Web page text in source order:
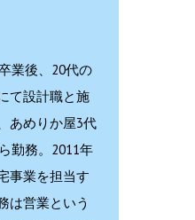
業後、20代の
て設計職と施
あめりか屋3代
勤務。2011年
事業を担当す
は営業という